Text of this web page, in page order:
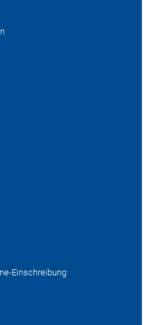
Einschreibung